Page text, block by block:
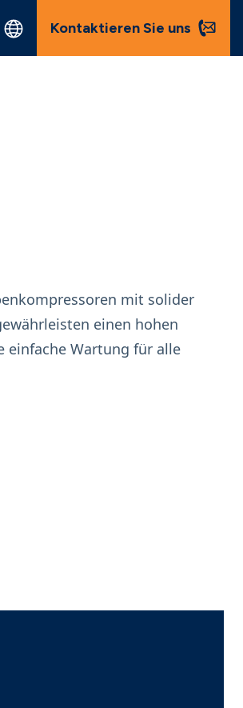
Kontaktieren Sie uns
mit solider
einen hohen
einfache Wartung für alle